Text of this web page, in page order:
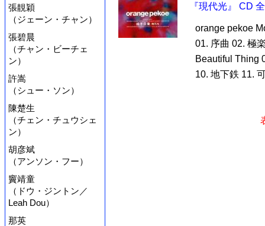
張靚穎
（ジェーン・チャン）
張碧晨
（チャン・ビーチェ
ン）
許嵩
（シュー・ソン）
陳楚生
（チェン・チュウシェ
ン）
胡彦斌
（アンソン・フー）
竇靖童
（ドウ・ジントン／
Leah Dou）
那英
『現代光』 CD
orange pekoe
01. 序曲 02. 極
Beautiful Thing
10. 地下鉄 11.